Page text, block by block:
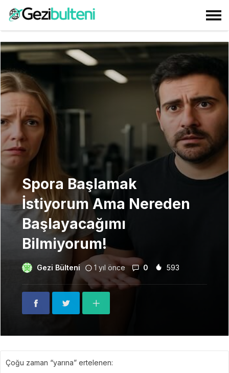
Spora Başlamak
İstiyorum Ama Nereden
Başlayacağımı
Bilmiyorum!
Gezi Bülteni 1 yıl önce 0 593
Çoğu zaman “yarına” ertelenen: